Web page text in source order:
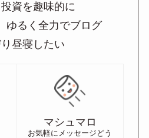
資を趣味的に
ゆるく全力でブログ
昼寝したい
マシュマロ
お気軽にメッセージどう